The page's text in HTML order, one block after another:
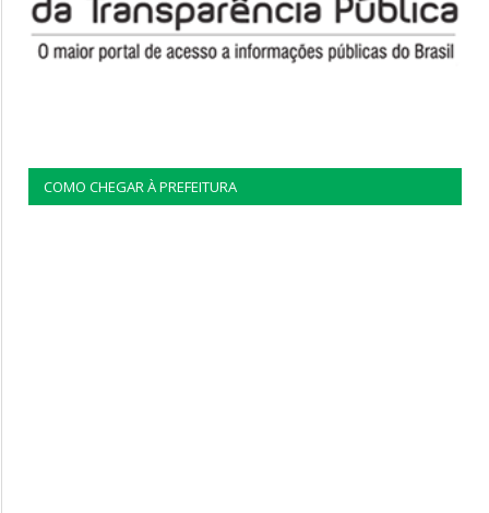
COMO CHEGAR À PREFEITURA